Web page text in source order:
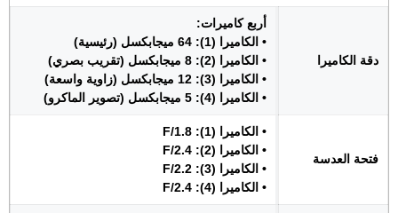
دقة الكاميرا
أربع كاميرات:
• الكاميرا (1): 64 ميجابكسل (رئيسية)
• الكاميرا (2): 8 ميجابكسل (تقريب بصري)
• الكاميرا (3): 12 ميجابكسل (زاوية واسعة)
• الكاميرا (4): 5 ميجابكسل (تصوير الماكرو)
فتحة العدسة
• الكاميرا (1): F/1.8
• الكاميرا (2): F/2.4
• الكاميرا (3): F/2.2
• الكاميرا (4): F/2.4